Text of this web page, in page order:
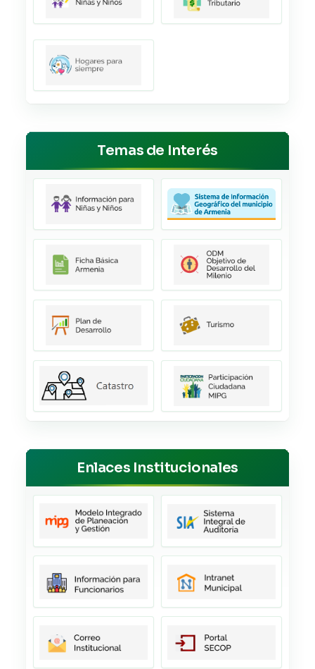
Temas de Interés
Enlaces Institucionales